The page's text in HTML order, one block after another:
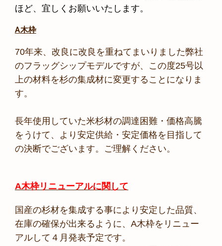
ほど、宜しくお願いいた しま す。
A木枠
70年来、改良に改良を重ねてまいりました弊社
のフラッグシップモデルですが、この度25号以
上の材料を杉の集成材に変更することになりま
す。
長年使用していた米杉材の調達困難・価格高騰
をうけて、より安定供給・安定価格を目指して
の決断でございます。ご理解ください。
A木枠リニューアルに関して
国産の杉材を集成する事により安定した品質、
在庫の確保が出来るように、A木枠をリニュー
アルして４月発表予定です。